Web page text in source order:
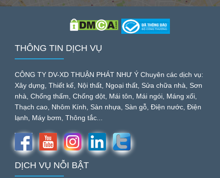
THÔNG TIN DỊCH VỤ
CÔNG TY DV-XD THUẬN PHÁT NHƯ Ý Chuyên các dịch vụ:
Xây dựng, Thiết kế, Nội thất, Ngoại thất, Sửa chữa nhà, Sơn
nhà, Chống thấm, Chống dột, Mái tôn, Mái ngói, Máng xối,
Thạch cao, Nhôm Kính, Sàn nhựa, Sàn gỗ, Điện nước, Điện
lạnh, Máy bơm, Thông tắc...
DỊCH VỤ NỖI BẬT